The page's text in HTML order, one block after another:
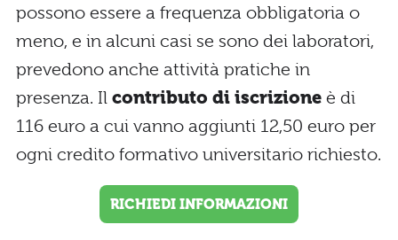
possono essere a frequenza obbligatoria o
meno, e in alcuni casi se sono dei laboratori,
prevedono anche attività pratiche in
presenza. Il contributo di iscrizione è di
116 euro a cui vanno aggiunti 12,50 euro per
ogni credito formativo universitario richiesto.
RICHIEDI INFORMAZIONI